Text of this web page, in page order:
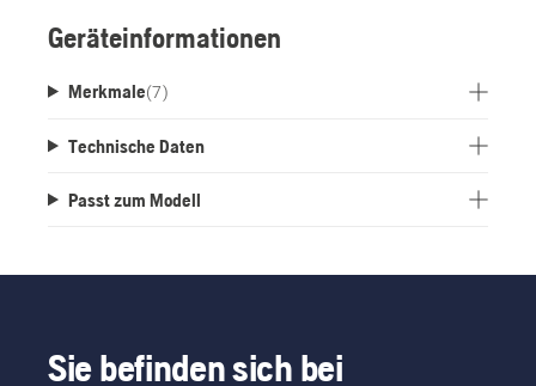
Geräteinformationen
Merkmale(7)
Technische Daten
Passt zum Modell
Sie befinden sich bei